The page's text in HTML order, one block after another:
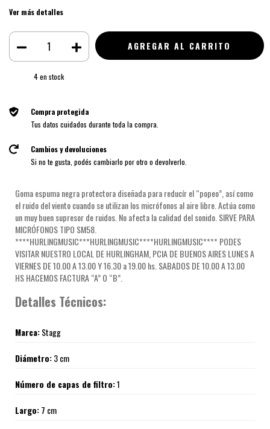
Ver más detalles
4en stock
Compra protegida
Tus datos cuidados durante toda la compra.
Cambios y devoluciones
Si no te gusta, podés cambiarlo por otro o devolverlo.
Goma espuma negra protectora diseñada para reducír el “popeo”, así como
el ruido del viento cuando se utilizan los micrófonos al aire libre. Actúa como
un muy buen supresor de ruidos. No afecta la calidad del sonido. SIRVE PARA
MICRÓFONOS TIPO SM58.
****HURLINGMUSIC***HURLINGMUSIC****HURLINGMUSIC**** PODES
VISITAR NUESTRO LOCAL DE HURLINGHAM, PCIA DE BUENOS AIRES LUNES A
VIERNES DE 10.00 A 13.00 Y 16.30 a 19.00 hs. SABADOS DE 10.00 A 13.00
HS HACEMOS FACTURA “A” O “B”.
Detalles Técnicos:
Marca:Stagg
Diámetro:3 cm
Número de capas de filtro:1
Largo:7 cm